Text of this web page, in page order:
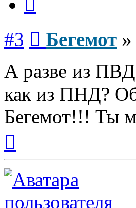
#3 Бегемот »
А разве из ПВД
как из ПНД?
Бегемот!!! Ты
началу